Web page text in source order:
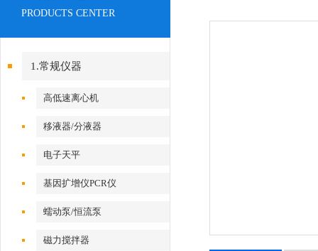
PRODUCTS CENTER
1.常规仪器
高低速离心机
移液器/分液器
电子天平
基因扩增仪PCR仪
蠕动泵/恒流泵
磁力搅拌器